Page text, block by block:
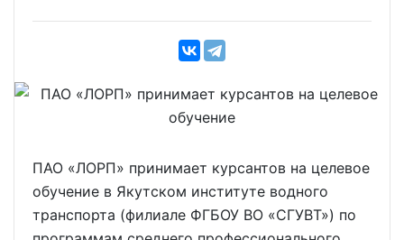
ПАО «ЛОРП» принимает курсантов на целевое
обучение в Якутском институте водного
транспорта (филиале ФГБОУ ВО «СГУВТ») по